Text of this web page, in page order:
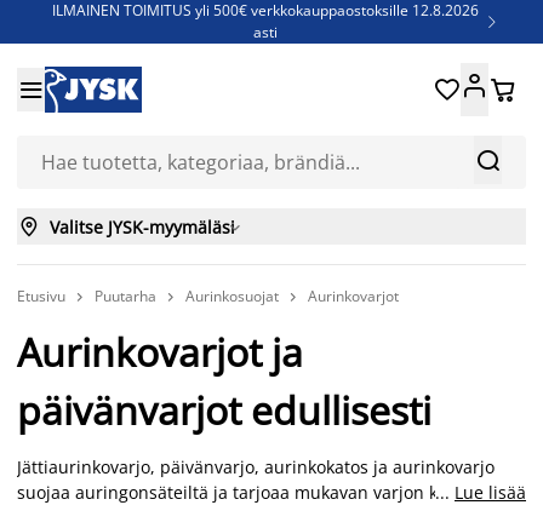
ILMAINEN TOIMITUS yli 500€ verkkokauppaostoksille 12.8.2026
asti

Jenkkisänkyjä - Säästä jopa 60%


 
 Valitse JYSK-myymäläsi
Etusivu  Puutarha  Aurinkosuojat  Aurinkovarjot
Aurinkovarjot ja
päivänvarjot edullisesti
Jättiaurinkovarjo, päivänvarjo, aurinkokatos ja aurinkovarjo
suojaa auringonsäteiltä ja tarjoaa mukavan varjon kuumina
... Lue lisää